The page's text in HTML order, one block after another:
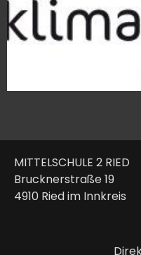
MITTELSCHULE 2 RIED
Brucknerstraße 19
4910 Ried im Innkreis